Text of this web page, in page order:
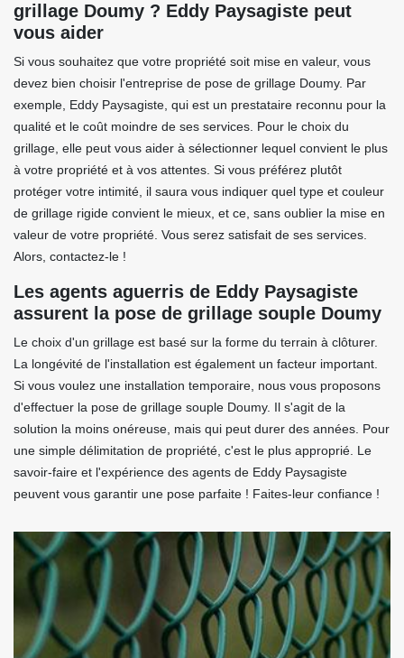
grillage Doumy ? Eddy Paysagiste peut
vous aider
Si vous souhaitez que votre propriété soit mise en valeur, vous
devez bien choisir l'entreprise de pose de grillage Doumy. Par
exemple, Eddy Paysagiste, qui est un prestataire reconnu pour la
qualité et le coût moindre de ses services. Pour le choix du
grillage, elle peut vous aider à sélectionner lequel convient le plus
à votre propriété et à vos attentes. Si vous préférez plutôt
protéger votre intimité, il saura vous indiquer quel type et couleur
de grillage rigide convient le mieux, et ce, sans oublier la mise en
valeur de votre propriété. Vous serez satisfait de ses services.
Alors, contactez-le !
Les agents aguerris de Eddy Paysagiste
assurent la pose de grillage souple Doumy
Le choix d'un grillage est basé sur la forme du terrain à clôturer.
La longévité de l'installation est également un facteur important.
Si vous voulez une installation temporaire, nous vous proposons
d'effectuer la pose de grillage souple Doumy. Il s'agit de la
solution la moins onéreuse, mais qui peut durer des années. Pour
une simple délimitation de propriété, c'est le plus approprié. Le
savoir-faire et l'expérience des agents de Eddy Paysagiste
peuvent vous garantir une pose parfaite ! Faites-leur confiance !